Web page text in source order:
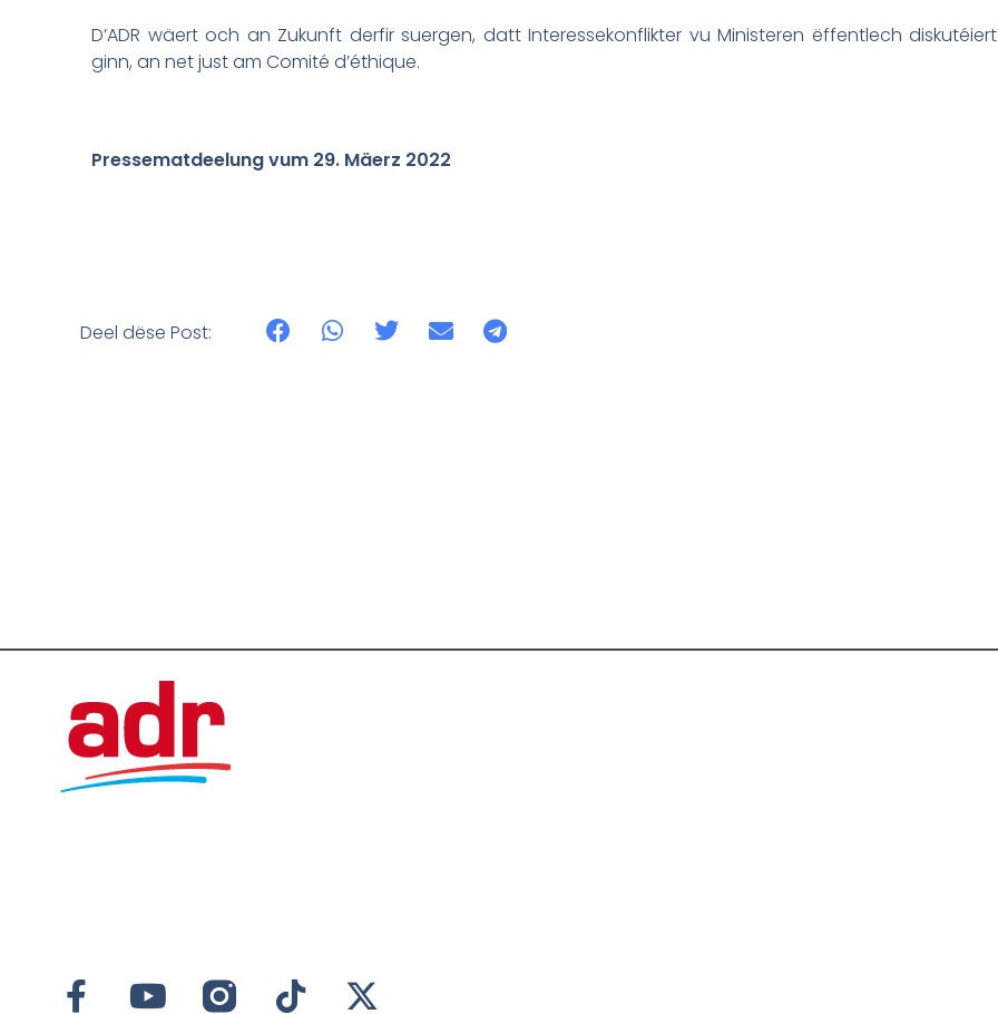
D’ADR wäert och an Zukunft derfir suergen, datt Interessekonflikter vu Ministeren ëffentlech diskutéiert
ginn, an net just am Comité d’éthique.
Pressematdeelung vum 29. Mäerz 2022
Deel dëse Post: